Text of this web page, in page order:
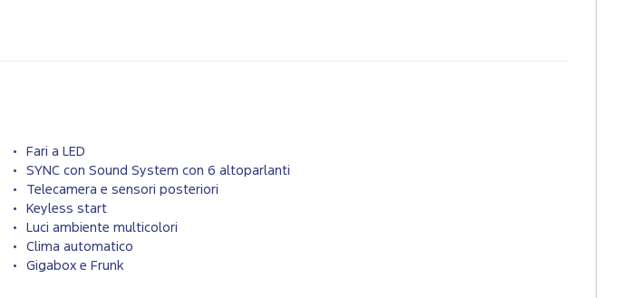
Fari a LED
SYNC con Sound System con 6 altoparlanti
Telecamera e sensori posteriori
Keyless start
Luci ambiente multicolori
Clima automatico
Gigabox e Frunk